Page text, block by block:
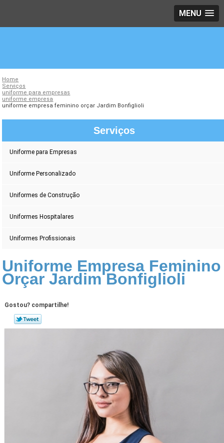
MENU
Home
Serviços
uniforme para empresas
uniforme empresa
uniforme empresa feminino orçar Jardim Bonfiglioli
Serviços
Uniforme para Empresas
Uniforme Personalizado
Uniformes de Construção
Uniformes Hospitalares
Uniformes Profissionais
Uniforme Empresa Feminino
Orçar Jardim Bonfiglioli
Gostou? compartilhe!